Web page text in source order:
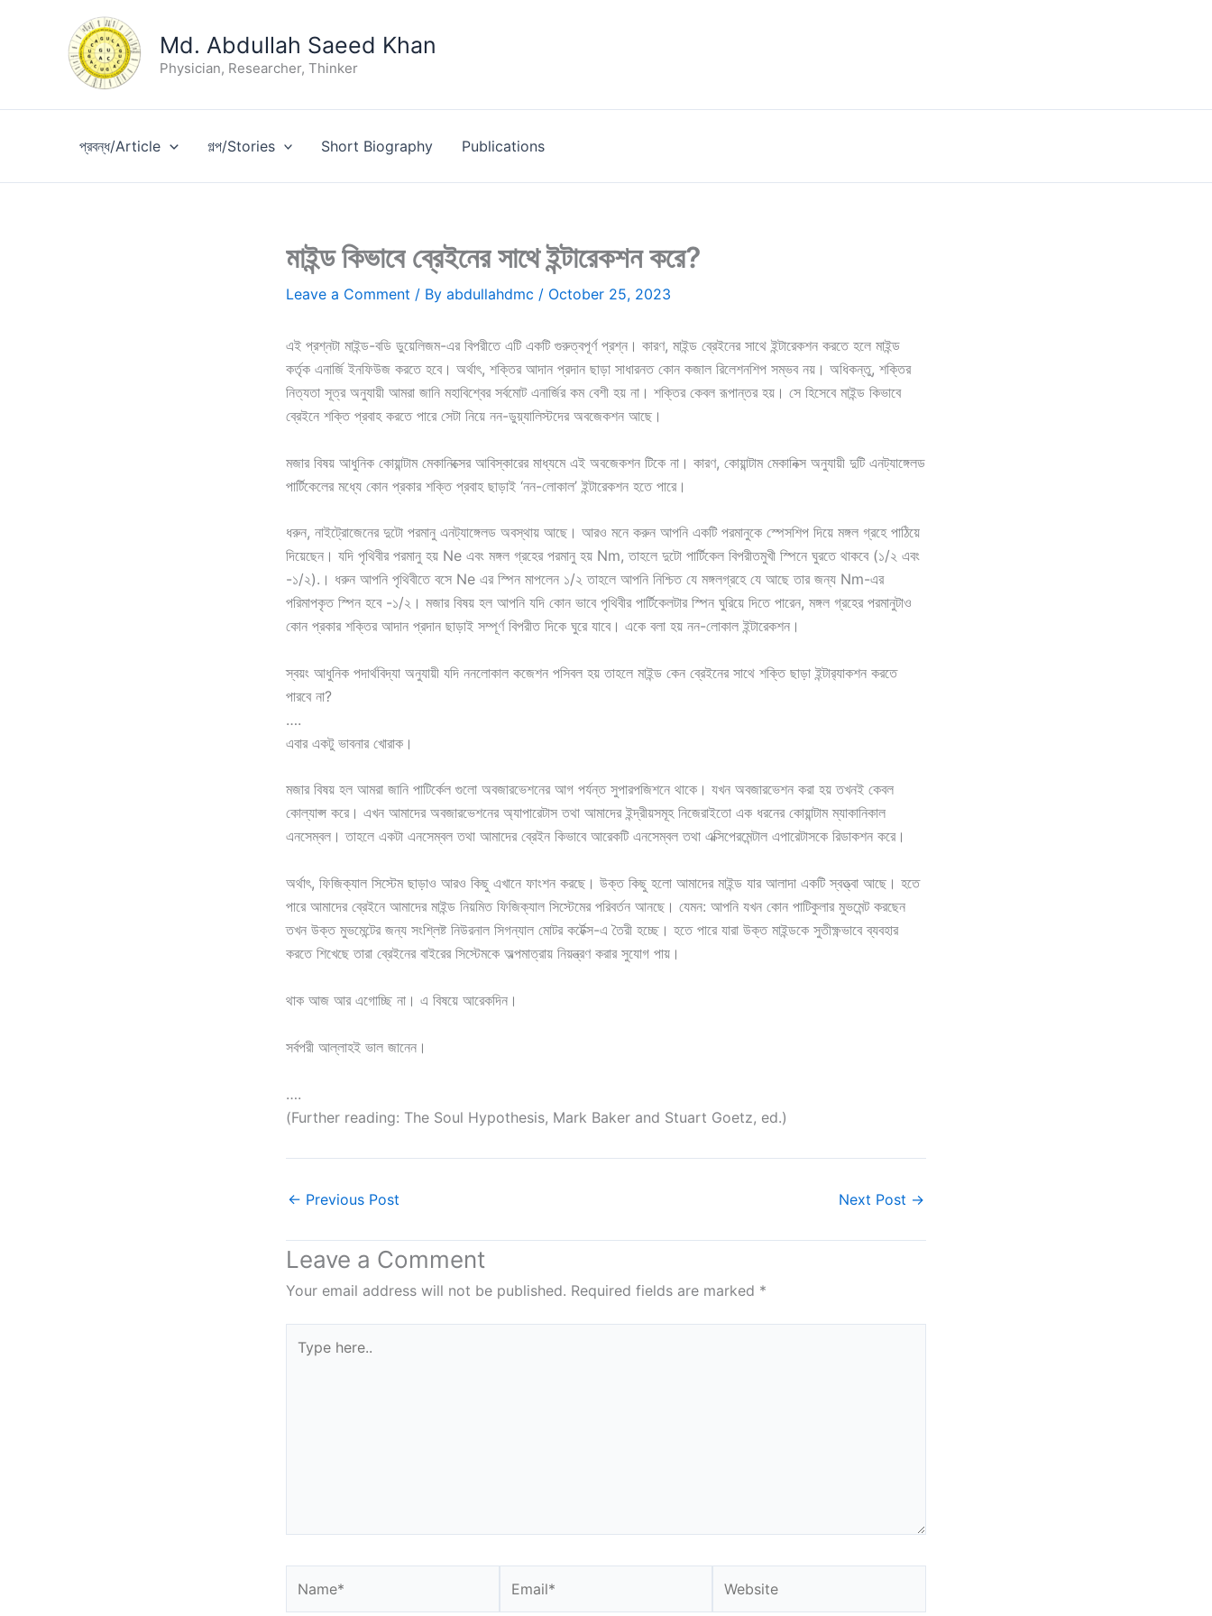
Md. Abdullah Saeed Khan
Physician, Researcher, Thinker
প্রবন্ধ/Article গল্প/Stories Short Biography Publications
মাইন্ড কিভাবে ব্রেইনের সাথে ইন্টারেকশন করে?
Leave a Comment / By abdullahdmc / October 25, 2023
এই প্রশ্নটা মাইন্ড-বডি ডুয়েলিজম-এর বিপরীতে এটি একটি গুরুত্বপূর্ণ প্রশ্ন। কারণ, মাইন্ড ব্রেইনের সাথে ইন্টারেকশন করতে হলে মাইন্ড
কর্তৃক এনার্জি ইনফিউজ করতে হবে। অর্থাৎ, শক্তির আদান প্রদান ছাড়া সাধারনত কোন কজাল রিলেশনশিপ সম্ভব নয়। অধিকন্তু, শক্তির
নিত্যতা সূত্র অনুযায়ী আমরা জানি মহাবিশ্বের সর্বমোট এনার্জির কম বেশী হয় না। শক্তির কেবল রূপান্তর হয়। সে হিসেবে মাইন্ড কিভাবে
ব্রেইনে শক্তি প্রবাহ করতে পারে সেটা নিয়ে নন-ডুয়্যালিস্টদের অবজেকশন আছে।
মজার বিষয় আধুনিক কোয়ান্টাম মেকানিক্সের আবিস্কারের মাধ্যমে এই অবজেকশন টিকে না। কারণ, কোয়ান্টাম মেকানিক্স অনুযায়ী দুটি এনট্যাঙ্গেলড
পার্টিকেলের মধ্যে কোন প্রকার শক্তি প্রবাহ ছাড়াই ‘নন-লোকাল’ ইন্টারেকশন হতে পারে।
ধরুন, নাইট্রোজেনের দুটো পরমানু এনট্যাঙ্গেলড অবস্থায় আছে। আরও মনে করুন আপনি একটি পরমানুকে স্পেসশিপ দিয়ে মঙ্গল গ্রহে পাঠিয়ে
দিয়েছেন। যদি পৃথিবীর পরমানু হয় Ne এবং মঙ্গল গ্রহের পরমানু হয় Nm, তাহলে দুটো পার্টিকেল বিপরীতমুখী স্পিনে ঘুরতে থাকবে (১/২ এবং
-১/২).। ধরুন আপনি পৃথিবীতে বসে Ne এর স্পিন মাপলেন ১/২ তাহলে আপনি নিশ্চিত যে মঙ্গলগ্রহে যে আছে তার জন্য Nm-এর
পরিমাপকৃত স্পিন হবে -১/২। মজার বিষয় হল আপনি যদি কোন ভাবে পৃথিবীর পার্টিকেলটার স্পিন ঘুরিয়ে দিতে পারেন, মঙ্গল গ্রহের পরমানুটাও
কোন প্রকার শক্তির আদান প্রদান ছাড়াই সম্পূর্ণ বিপরীত দিকে ঘুরে যাবে। একে বলা হয় নন-লোকাল ইন্টারেকশন।
স্বয়ং আধুনিক পদার্থবিদ্যা অনুযায়ী যদি ননলোকাল কজেশন পসিবল হয় তাহলে মাইন্ড কেন ব্রেইনের সাথে শক্তি ছাড়া ইন্টার‍্যাকশন করতে
পারবে না?
….
এবার একটু ভাবনার খোরাক।
মজার বিষয় হল আমরা জানি পাটির্কেল গুলো অবজারভেশনের আগ পর্যন্ত সুপারপজিশনে থাকে। যখন অবজারভেশন করা হয় তখনই কেবল
কোল্যাপ্স করে। এখন আমাদের অবজারভেশনের অ্যাপারেটাস তথা আমাদের ইন্দ্রীয়সমূহ নিজেরাইতো এক ধরনের কোয়ান্টাম ম্যাকানিকাল
এনসেম্বল। তাহলে একটা এনসেম্বল তথা আমাদের ব্রেইন কিভাবে আরেকটি এনসেম্বল তথা এক্সিপেরমেন্টাল এপারেটাসকে রিডাকশন করে।
অর্থাৎ, ফিজিক্যাল সিস্টেম ছাড়াও আরও কিছু এখানে ফাংশন করছে। উক্ত কিছু হলো আমাদের মাইন্ড যার আলাদা একটি স্বত্ত্বা আছে। হতে
পারে আমাদের ব্রেইনে আমাদের মাইন্ড নিয়মিত ফিজিক্যাল সিস্টেমের পরিবর্তন আনছে। যেমন: আপনি যখন কোন পাটিকুলার মুভমেন্ট করছেন
তখন উক্ত মুভমেন্টের জন্য সংশ্লিষ্ট নিউরনাল সিগন্যাল মোটর কর্টেক্স-এ তৈরী হচ্ছে। হতে পারে যারা উক্ত মাইন্ডকে সুতীক্ষ্ণভাবে ব্যবহার
করতে শিখেছে তারা ব্রেইনের বাইরের সিস্টেমকে অল্পমাত্রায় নিয়ন্ত্রণ করার সুযোগ পায়।
থাক আজ আর এগোচ্ছি না। এ বিষয়ে আরেকদিন।
সর্বপরী আল্লাহই ভাল জানেন।
….
(Further reading: The Soul Hypothesis, Mark Baker and Stuart Goetz, ed.)
← Previous Post Next Post →
Leave a Comment
Your email address will not be published. Required fields are marked *
here..